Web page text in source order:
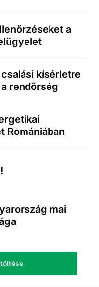
a
kísérletre
rendőrség
Romániában
mai